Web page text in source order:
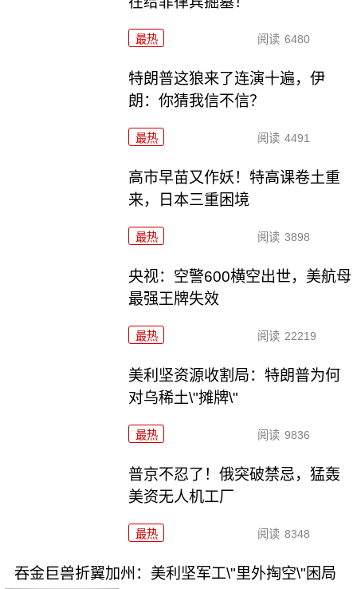
最热 阅读 6480
特朗普这狼来了连演十遍，伊
朗：你猜我信不信？
最热 阅读 4491
高市早苗又作妖！特高课卷土重
来，日本三重困境
最热 阅读 3898
央视：空警600横空出世，美航母
最强王牌失效
最热 阅读 22219
美利坚资源收割局：特朗普为何
对乌稀土\"摊牌\"
最热 阅读 9836
普京不忍了！俄突破禁忌，猛轰
美资无人机工厂
最热 阅读 8348
吞金巨兽折翼加州：美利坚军工\"里外掏空\"困局